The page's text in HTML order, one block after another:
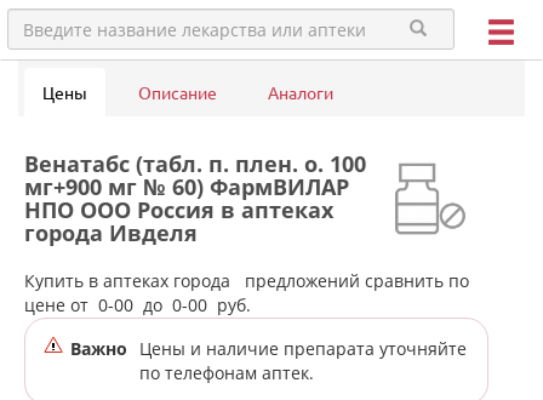
Цены Описание Аналоги
Венатабс (табл. п. плен. о. 100
мг+900 мг № 60) ФармВИЛАР
НПО ООО Россия в аптеках
города Ивделя
Купить в аптеках города
предложений сравнить по
цене от 0-00 до 0-00 руб.
Важно
Цены и наличие препарата уточняйте
по телефонам аптек.